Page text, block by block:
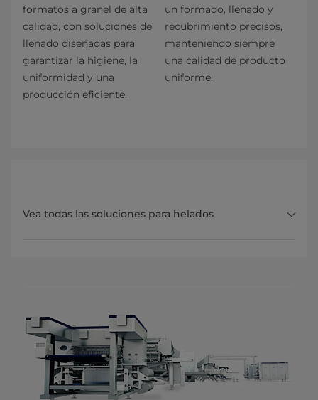
formatos a granel de alta
calidad, con soluciones de
llenado diseñadas para
garantizar la higiene, la
uniformidad y una
producción eficiente.
un formado, llenado y
recubrimiento precisos,
manteniendo siempre
una calidad de producto
uniforme.
Vea todas las soluciones para helados